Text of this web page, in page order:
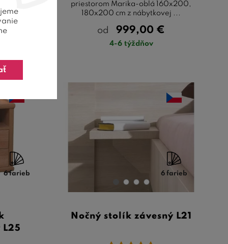
180x200
...
€
priestorom Marika-oblá 160x200,
180x200 cm z nábytkovej ...
od 999,00 €
4-6 týždňov
6 farieb 6 farieb
Nočný stolík závesný L21